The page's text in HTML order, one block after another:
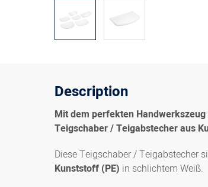
Description
Mit dem perfekten
Teigschaber / Teigabstecher aus
Diese Teigschaber / Teigabstecher
Kunststoff (PE) in schlichtem Weiß.